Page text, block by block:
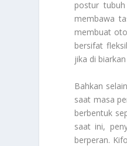
postur
membawa
membuat
bersifat
jika di
Bahkan
saat masa
berbentuk
saat ini,
berperan.